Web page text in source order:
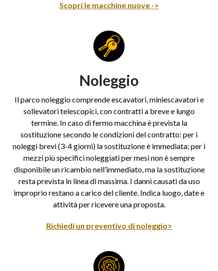
Scopri le macchine nuove ->
Noleggio
Il parco noleggio comprende escavatori, miniescavatori e
sollevatori telescopici, con contratti a breve e lungo
termine. In caso di fermo macchina è prevista la
sostituzione secondo le condizioni del contratto: per i
noleggi brevi (3-4 giorni) la sostituzione è immediata; per i
mezzi più specifici noleggiati per mesi non è sempre
disponibile un ricambio nell’immediato, ma la sostituzione
resta prevista in linea di massima. I danni causati da uso
improprio restano a carico del cliente. Indica luogo, date e
attività per ricevere una proposta.
Richiedi un preventivo di noleggio>